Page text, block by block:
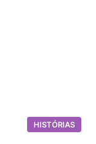
HISTÓRIAS